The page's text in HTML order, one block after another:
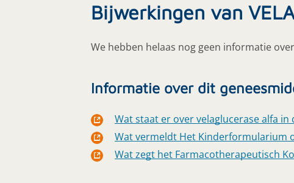
Bijwerkingen van
We hebben helaas nog geen informatie
Informatie over dit
Wat staat er over velaglucerase alfa in
Wat vermeldt Het Kinderformularium
Wat zegt het Farmacotherapeutisch